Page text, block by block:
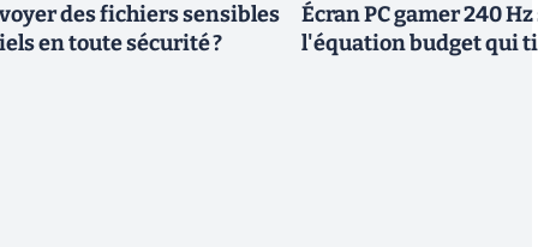
des fichiers sensibles
en toute sécurité ?
Écran PC gamer 240
l'équation budget qui